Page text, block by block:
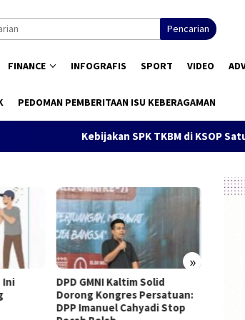
Pencarian
FINANCE INFOGRAFIS SPORT VIDEO
PEDOMAN PEMBERITAAN ISU KEBERAGAMAN
Kebijakan SPK TKBM di KSOP Satui
»
Ini
DPD GMNI Kaltim Solid
Dorong Kongres Persatuan:
DPP Imanuel Cahyadi Stop